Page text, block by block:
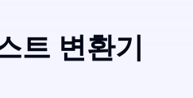
트 변환기